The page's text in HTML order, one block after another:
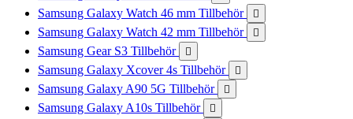
Samsung Galaxy Watch 46 mm Tillbehör 
Samsung Galaxy Watch 42 mm Tillbehör 
Samsung Gear S3 Tillbehör 
Samsung Galaxy Xcover 4s Tillbehör 
Samsung Galaxy A90 5G Tillbehör 
Samsung Galaxy A10s Tillbehör 